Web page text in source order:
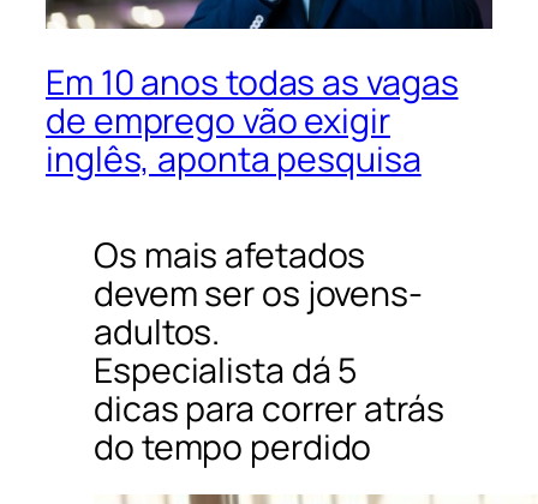
Em 10 anos todas as vagas
de emprego vão exigir
inglês, aponta pesquisa
Os mais afetados
devem ser os jovens-
adultos.
Especialista dá 5
dicas para correr atrás
do tempo perdido